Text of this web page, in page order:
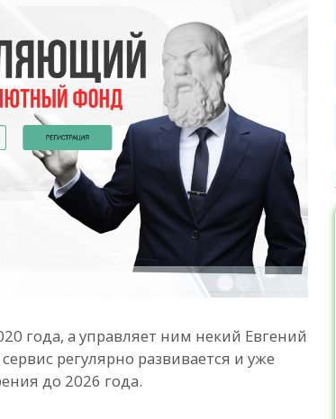
года, а управляет ним некий Евгений
регулярно развивается и уже
до 2026 года.